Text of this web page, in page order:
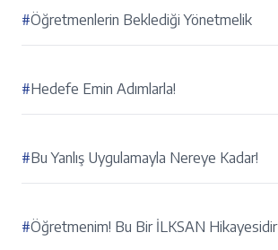
#Öğretmenlerin Beklediği Yönetmelik
#Hedefe Emin Adımlarla!
#Bu Yanlış Uygulamayla Nereye Kadar!
#Öğretmenim! Bu Bir İLKSAN Hikayesidir